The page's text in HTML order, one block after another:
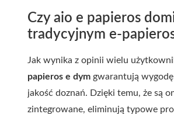
Czy aio e papieros
tradycyjnym e-
Jak wynika z opinii wielu
papieros e dym gwarantują
jakość doznań. Dzięki temu, że są
zintegrowane, eliminują typowe